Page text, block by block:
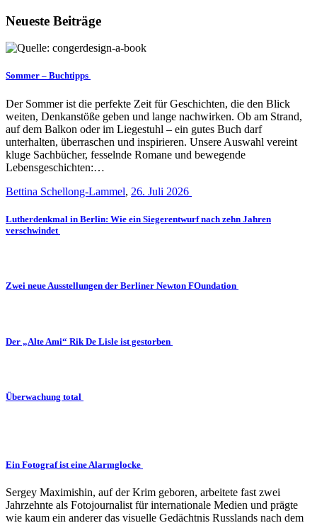
Neueste Beiträge
Sommer – Buchtipps
Der Sommer ist die perfekte Zeit für Geschichten, die den Blick
weiten, Denkanstöße geben und lange nachwirken. Ob am Strand,
auf dem Balkon oder im Liegestuhl – ein gutes Buch darf
unterhalten, überraschen und inspirieren. Unsere Auswahl vereint
kluge Sachbücher, fesselnde Romane und bewegende
Lebensgeschichten:…
Bettina Schellong-Lammel, 26. Juli 2026
Lutherdenkmal in Berlin: Wie ein Siegerentwurf nach zehn Jahren
verschwindet
Zwei neue Ausstellungen der Berliner Newton FOundation
Der „Alte Ami“ Rik De Lisle ist gestorben
Überwachung total
Ein Fotograf ist eine Alarmglocke
Sergey Maximishin, auf der Krim geboren, arbeitete fast zwei
Jahrzehnte als Fotojournalist für internationale Medien und prägte
wie kaum ein anderer das visuelle Gedächtnis Russlands nach dem